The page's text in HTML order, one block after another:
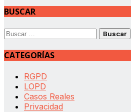
BUSCAR
Buscar:
CATEGORÍAS
RGPD
LOPD
Casos Reales
Privacidad